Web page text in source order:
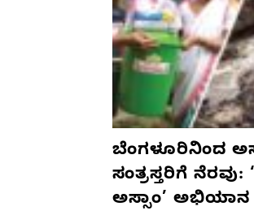
ಬೆಂಗಳೂರಿನಿಂದ
ಸಂತ್ರಸ್ತರಿಗೆ
ಅಸ್ಸಾಂ’ ಅಭಿಯಾನ